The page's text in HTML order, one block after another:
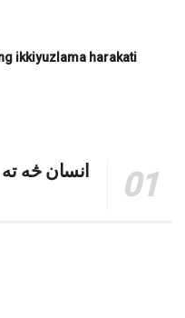
ikkiyuzlama harakati
انسان څه